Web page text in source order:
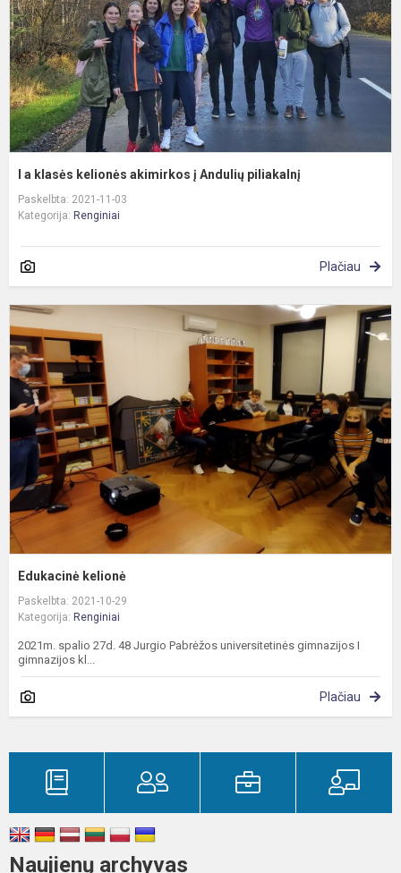
I a klasės kelionės akimirkos į Andulių piliakalnį
Paskelbta: 2021-11-03
Kategorija: Renginiai
Plačiau
Edukacinė kelionė
Paskelbta: 2021-10-29
Kategorija: Renginiai
2021m. spalio 27d. 48 Jurgio Pabrėžos universitetinės gimnazijos I
gimnazijos kl...
Plačiau
Naujienų archyvas